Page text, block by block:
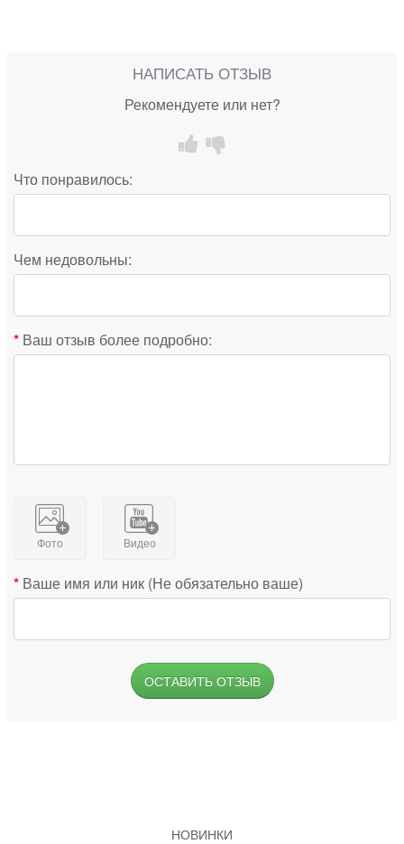
НАПИСАТЬ ОТЗЫВ
Рекомендуете или нет?
Что понравилось:
Чем недовольны:
Ваш отзыв более подробно:
Фото Видео
Ваше имя или ник (Не обязательно ваше)
ОСТАВИТЬ ОТЗЫВ
НОВИНКИ